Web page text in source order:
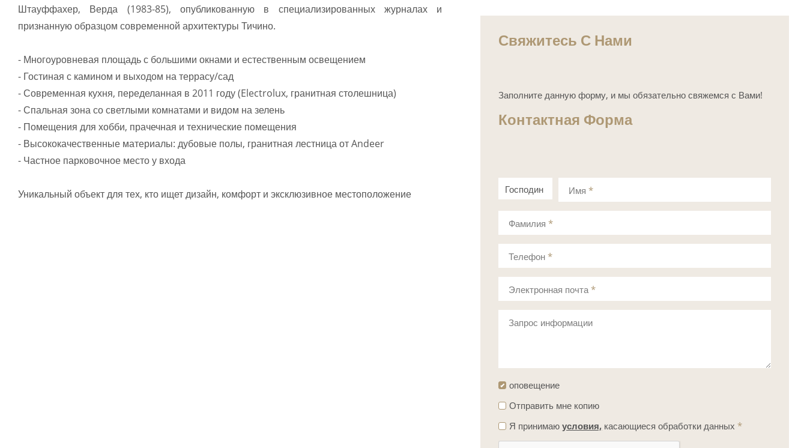
Штауффахер, Верда (1983-85), опубликованную в специализированных журналах и
признанную образцом современной архитектуры Тичино.
- Многоуровневая площадь с большими окнами и естественным освещением
- Гостиная с камином и выходом на террасу/сад
- Современная кухня, переделанная в 2011 году (Electrolux, гранитная столешница)
- Спальная зона со светлыми комнатами и видом на зелень
- Помещения для хобби, прачечная и технические помещения
- Высококачественные материалы: дубовые полы, гранитная лестница от Andeer
- Частное парковочное место у входа
Уникальный объект для тех, кто ищет дизайн, комфорт и эксклюзивное местоположение
Свяжитесь С Нами
Заполните данную форму, и мы обязательно свяжемся с Вами!
Контактная Форма
Господин
Госпожа
Имя*
Телефон*
Запрос информации
Фамилия*
Электронная почта*
оповещение
Отправить мне копию
Я принимаюусловия, касающиеся обработки данных *